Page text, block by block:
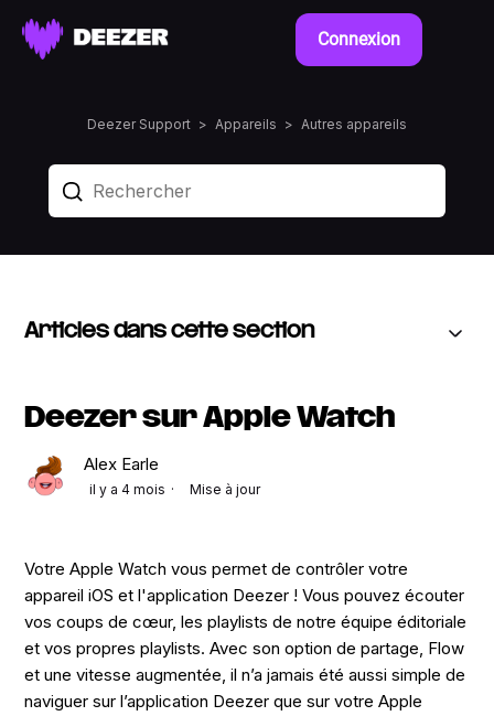
Connexion
Deezer Support Appareils Autres appareils
Articles dans cette section
Deezer sur Apple Watch
Alex Earle
il y a 4 mois Mise à jour
Votre Apple Watch vous permet de contrôler votre
appareil iOS et l'application Deezer ! Vous pouvez écouter
vos coups de cœur, les playlists de notre équipe éditoriale
et vos propres playlists. Avec son option de partage, Flow
et une vitesse augmentée, il n’a jamais été aussi simple de
naviguer sur l’application Deezer que sur votre Apple